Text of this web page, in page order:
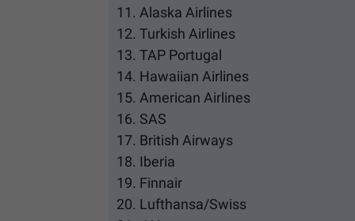
Alaska Airlines
Turkish Airlines
TAP Portugal
Hawaiian Airlines
American Airlines
SAS
British Airways
Iberia
Finnair
Lufthansa/Swiss